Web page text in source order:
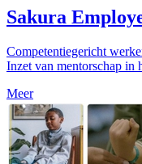
Sakura
Competentiegericht
Inzet van mentorschap in
Meer